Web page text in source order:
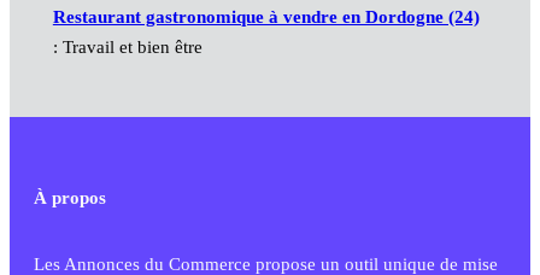
Restaurant gastronomique à vendre en Dordogne (24)
: Travail et bien être
À propos
Les Annonces du Commerce propose un outil unique de mise